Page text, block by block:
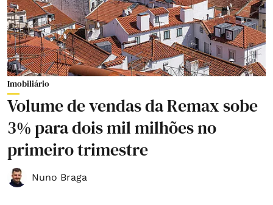
Imobiliário
Volume de vendas da Remax sobe
3% para dois mil milhões no
primeiro trimestre
Nuno Braga